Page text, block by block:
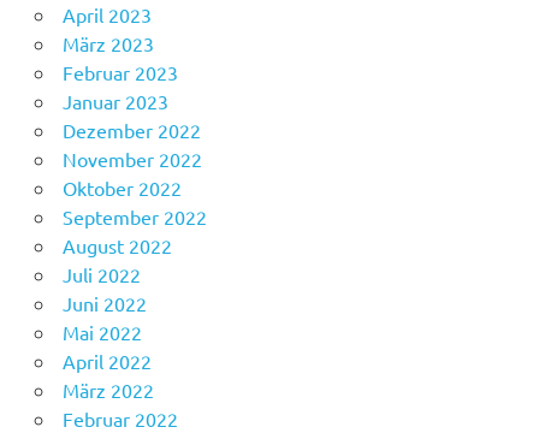
April 2023
März 2023
Februar 2023
Januar 2023
Dezember 2022
November 2022
Oktober 2022
September 2022
August 2022
Juli 2022
Juni 2022
Mai 2022
April 2022
März 2022
Februar 2022